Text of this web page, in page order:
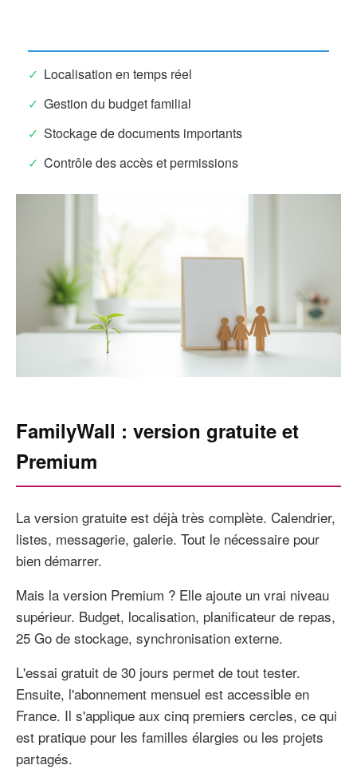
Localisation en temps réel
Gestion du budget familial
Stockage de documents importants
Contrôle des accès et permissions
FamilyWall : version gratuite et
Premium
La version gratuite est déjà très complète. Calendrier,
listes, messagerie, galerie. Tout le nécessaire pour
bien démarrer.
Mais la version Premium ? Elle ajoute un vrai niveau
supérieur. Budget, localisation, planificateur de repas,
25 Go de stockage, synchronisation externe.
L'essai gratuit de 30 jours permet de tout tester.
Ensuite, l'abonnement mensuel est accessible en
France. Il s'applique aux cinq premiers cercles, ce qui
est pratique pour les familles élargies ou les projets
partagés.